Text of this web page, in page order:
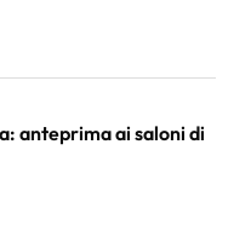
anteprima ai saloni di